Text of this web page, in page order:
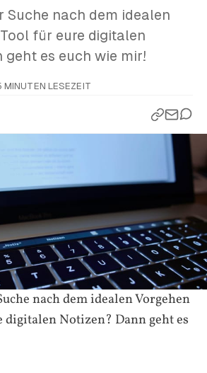
Suche nach dem idealen
für eure digitalen
geht es euch wie mir!
MINUTEN LESEZEIT
nach demidealenVorgehen
digitalen Notizen? Dann geht es